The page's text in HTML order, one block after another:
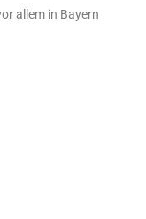
allem in Bayern